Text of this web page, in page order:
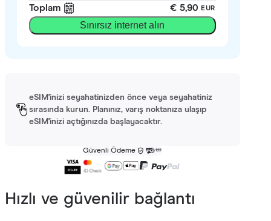
Toplam € 5,90 EUR
Sınırsız internet alın
eSIM'inizi seyahatinizden önce veya seyahatiniz
sırasında kurun. Planınız, varış noktanıza ulaşıp
eSIM'inizi açtığınızda başlayacaktır.
Güvenli Ödeme
Hızlı ve güvenilir bağlantı